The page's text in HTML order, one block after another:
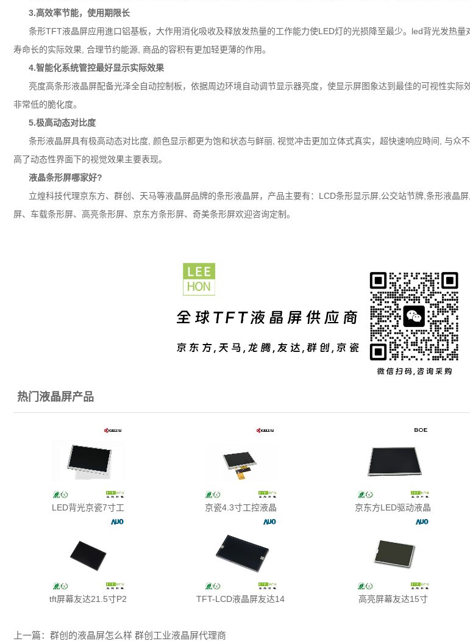
3.高效率节能，使用期限长
条形TFT液晶屏应用進口铝基板，大作用消化吸收及释放发热量的工作能力使LED灯的光损降至最少。led背光发热量
寿命长的实际效果, 合理节约能源, 商品的容积有更加轻更薄的作用。
4.智能化系统管控最好显示实际效果
亮度高条形液晶屏配备光泽全自动控制板，依据周边环境自动调节显示器亮度，使显示屏图象达到最佳的可视性实际
非常低的脆化度。
5.极高动态对比度
条形液晶屏具有极高动态对比度, 颜色显示都更为饱和状态与鲜丽, 视觉冲击更加立体式真实，超快速响应時间, 与众
高了动态性界面下的视觉效果主要表现。
液晶条形屏哪家好?
立煌科技代理京东方、群创、天马等液晶屏品牌的条形液晶屏，产品主要有： LCD条形显示屏,公交站节牌,条形液晶
屏、车载条形屏、高亮条形屏、京东方条形屏、奇美条形屏欢迎咨询定制。
热门液晶屏产品
LED背光京瓷7寸工 京瓷4.3寸工控液晶 京东方LED驱动液晶
tft屏幕友达21.5寸P2 TFT-LCD液晶屏友达14 高亮屏幕友达15寸
上一篇： 群创的液晶屏怎么样 群创工业液晶屏代理商